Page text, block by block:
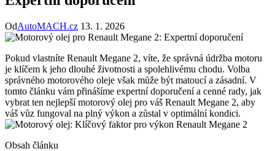
OdAutoMACH.cz 13. 1. 2026
Pokud vlastníte Renault Megane 2, víte, že správná údržba motoru
je klíčem k jeho dlouhé životnosti a spolehlivému chodu. Volba
správného motorového oleje však může být matoucí a zásadní. V
tomto článku vám přinášíme expertní doporučení a cenné rady, jak
vybrat ten nejlepší motorový olej pro váš Renault Megane 2, aby
váš vůz fungoval na plný výkon a zůstal v optimální kondici.
Obsah článku